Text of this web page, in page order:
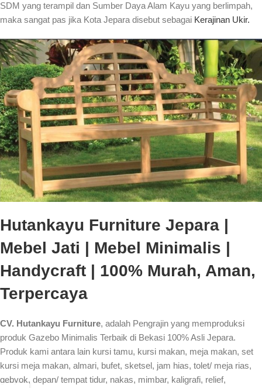
SDM yang terampil dan Sumber Daya Alam Kayu yang berlimpah,
maka sangat pas jika Kota Jepara disebut sebagai Kerajinan Ukir.
Hutankayu Furniture Jepara |
Mebel Jati | Mebel Minimalis |
Handycraft | 100% Murah, Aman,
Terpercaya
CV. Hutankayu Furniture, adalah Pengrajin yang memproduksi
produk Gazebo Minimalis Terbaik di Bekasi 100% Asli Jepara.
Produk kami antara lain kursi tamu, kursi makan, meja makan, set
kursi meja makan, almari, bufet, sketsel, jam hias, tolet/ meja rias,
gebyok, depan/ tempat tidur, nakas, mimbar, kaligrafi, relief,